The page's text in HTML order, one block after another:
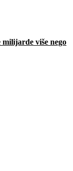
više nego